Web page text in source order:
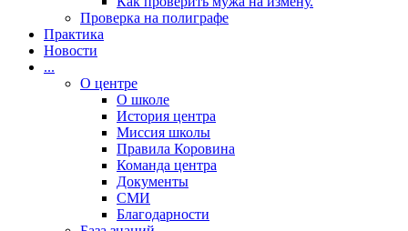
Проверка на полиграфе
Практика
Новости
...
О центре
О школе
История центра
Миссия школы
Правила Коровина
Команда центра
Документы
СМИ
Благодарности